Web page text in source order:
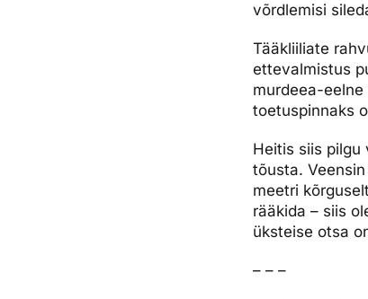
võrdlemisi
Tääkliiliate
ettevalmistus
murdeea-
toetuspinnaks
Heitis siis pilgu
tõusta.
meetri
rääkida – siis
üksteise otsa
– – –